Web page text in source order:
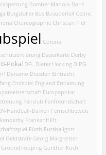
Bomber Manolo Boris
Burgstaller Bus Busüberfall Cedric
Choreographie Christian Fiel
Corona
Dauerkarte Derby
Pokal DFL Dieter Hecking DIPG
Dynamo Dresden Eintracht
Endspiel England Entlassung
Europapokal
Fanclub Fanfreundschaft
Handball-Damen Fernsehbeweis
FrankenHilft
Fürth Fussballgott
Geldstrafe Georg Margreitter
Groundhopping Günther Koch